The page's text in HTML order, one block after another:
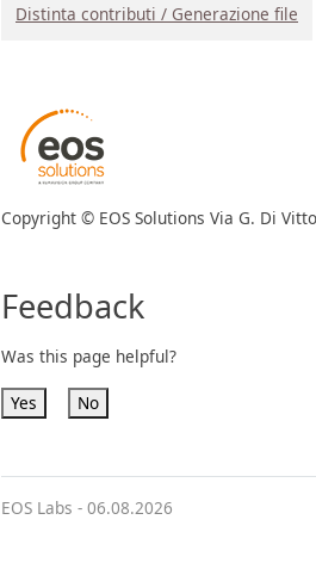
Distinta contributi / Generazione file
Copyright © EOS Solutions Via G. Di
Feedback
Was this page helpful?
Yes No
EOS Labs - 06.08.2026